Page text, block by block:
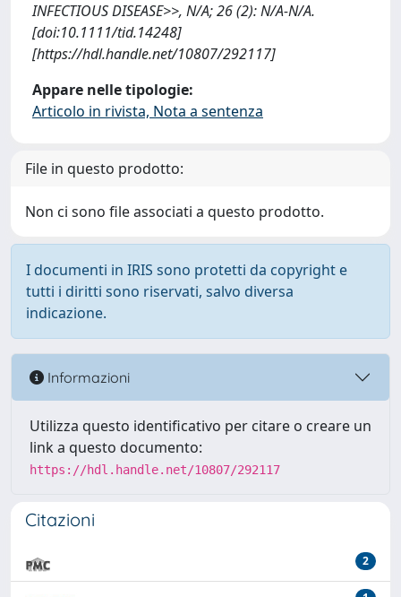
INFECTIOUS DISEASE>>, N/A; 26 (2): N/A-N/A.
[doi:10.1111/tid.14248]
[https://hdl.handle.net/10807/292117]
Appare nelle tipologie:
Articolo in rivista, Nota a sentenza
File in questo prodotto:
Non ci sono file associati a questo prodotto.
I documenti in IRIS sono protetti da copyright e
tutti i diritti sono riservati, salvo diversa
indicazione.
Informazioni
Utilizza questo identificativo per citare o creare un
link a questo documento:
https://hdl.handle.net/10807/292117
Citazioni
2